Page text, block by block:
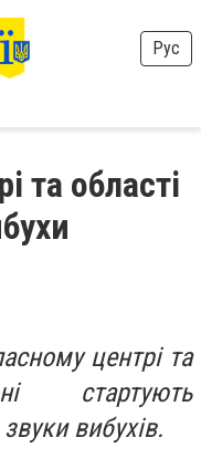
Рус
та області
центрі та
стартують
вибухів.